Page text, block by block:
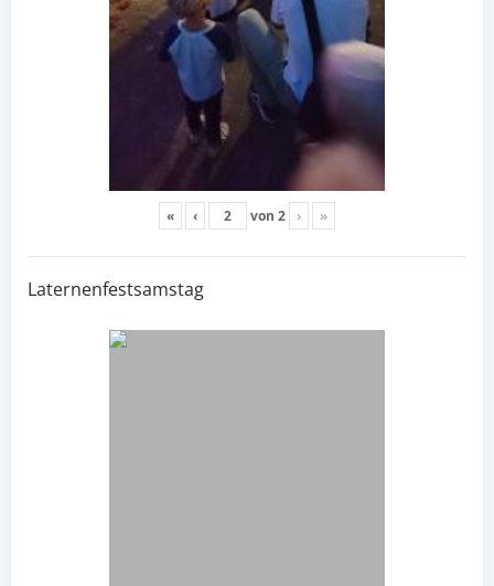
« ‹ von 2 › »
Laternenfestsamstag